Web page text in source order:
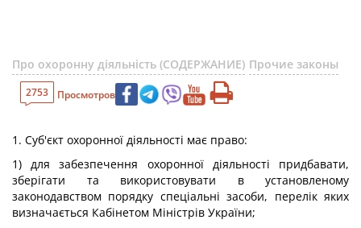
Про охоронну діяльність (СОДЕРЖАНИЕ) Прочие законы
2753 Просмотров
1. Суб'єкт охоронної діяльності має право:
1) для забезпечення охоронної діяльності придбавати,
зберігати та використовувати в установленому
законодавством порядку спеціальні засоби, перелік яких
визначається Кабінетом Міністрів України;